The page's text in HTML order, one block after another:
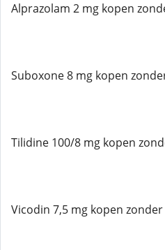
Alprazolam 2 mg kopen
Suboxone 8 mg kopen
Tilidine 100/8 mg kopen
Vicodin 7,5 mg kopen